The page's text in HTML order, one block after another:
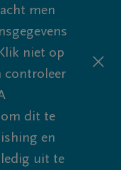
men
niet op
controleer
om dit te
en
uit te